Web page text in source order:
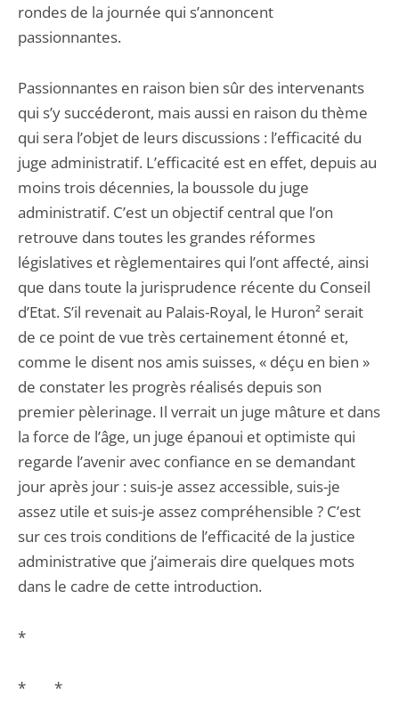
rondes de la journée qui s’annoncent
passionnantes.
Passionnantes en raison bien sûr des intervenants
qui s’y succéderont, mais aussi en raison du thème
qui sera l’objet de leurs discussions : l’efficacité du
juge administratif. L’efficacité est en effet, depuis au
moins trois décennies, la boussole du juge
administratif. C’est un objectif central que l’on
retrouve dans toutes les grandes réformes
législatives et règlementaires qui l’ont affecté, ainsi
que dans toute la jurisprudence récente du Conseil
d’Etat. S’il revenait au Palais-Royal, le Huron² serait
de ce point de vue très certainement étonné et,
comme le disent nos amis suisses, « déçu en bien »
de constater les progrès réalisés depuis son
premier pèlerinage. Il verrait un juge mâture et dans
la force de l’âge, un juge épanoui et optimiste qui
regarde l’avenir avec confiance en se demandant
jour après jour : suis-je assez accessible, suis-je
assez utile et suis-je assez compréhensible ? C’est
sur ces trois conditions de l’efficacité de la justice
administrative que j’aimerais dire quelques mots
dans le cadre de cette introduction.
*
* *